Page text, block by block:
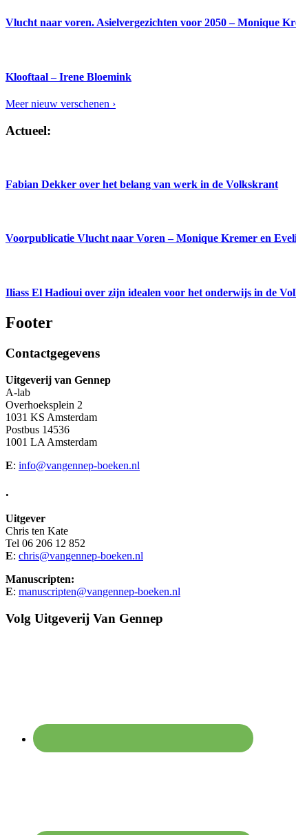
Vlucht naar voren. Asielvergezichten voor 2050 – Monique
Klooftaal – Irene Bloemink
Meer nieuw verschenen ›
Actueel:
Fabian Dekker over het belang van werk in de Volkskrant
Voorpublicatie Vlucht naar Voren – Monique Kremer en
Iliass El Hadioui over zijn idealen voor het onderwijs in de
Footer
Contactgegevens
Uitgeverij van Gennep
A-lab
Overhoeksplein 2
1031 KS Amsterdam
Postbus 14536
1001 LA Amsterdam
E: info@vangennep-boeken.nl
.
Uitgever
Chris ten Kate
Tel 06 206 12 852
E: chris@vangennep-boeken.nl
Manuscripten:
E: manuscripten@vangennep-boeken.nl
Volg Uitgeverij Van Gennep